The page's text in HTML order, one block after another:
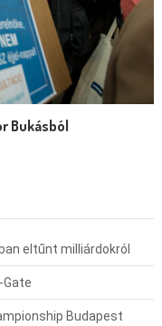
Bukásból
eltűnt milliárdokról
Gate
Budapest